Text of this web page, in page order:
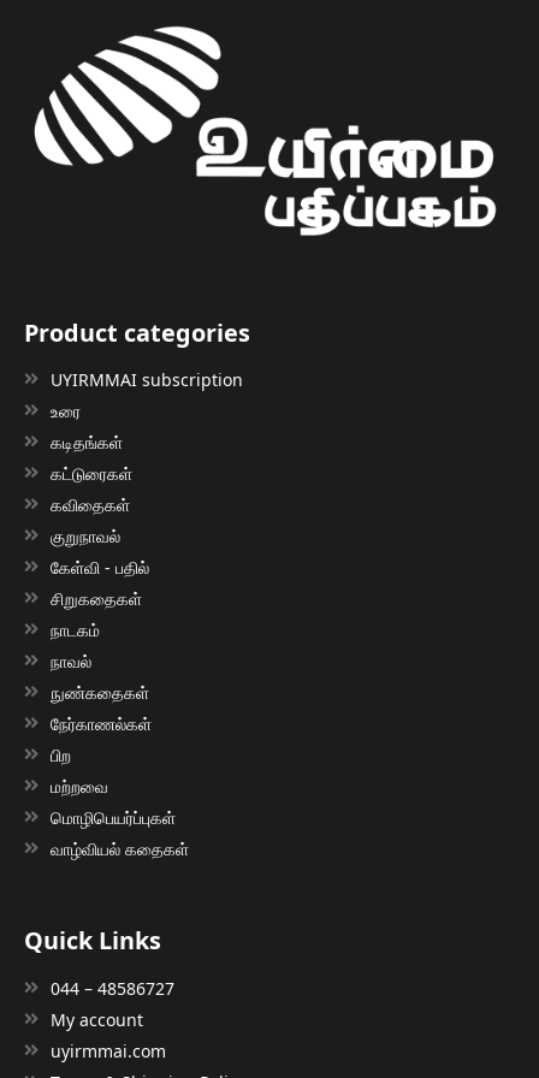
Product categories
UYIRMMAI subscription
உரை
கடிதங்கள்
கட்டுரைகள்
கவிதைகள்
குறுநாவல்
கேள்வி - பதில்
சிறுகதைகள்
நாடகம்
நாவல்
நுண்கதைகள்
நேர்காணல்கள்
பிற
மற்றவை
மொழிபெயர்ப்புகள்
வாழ்வியல் கதைகள்
Quick Links
044 – 48586727
My account
uyirmmai.com